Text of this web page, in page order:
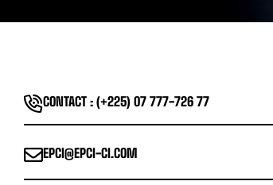
CONTACT : (+225) 07 777-726 77
EPCI@EPCI-CI.COM